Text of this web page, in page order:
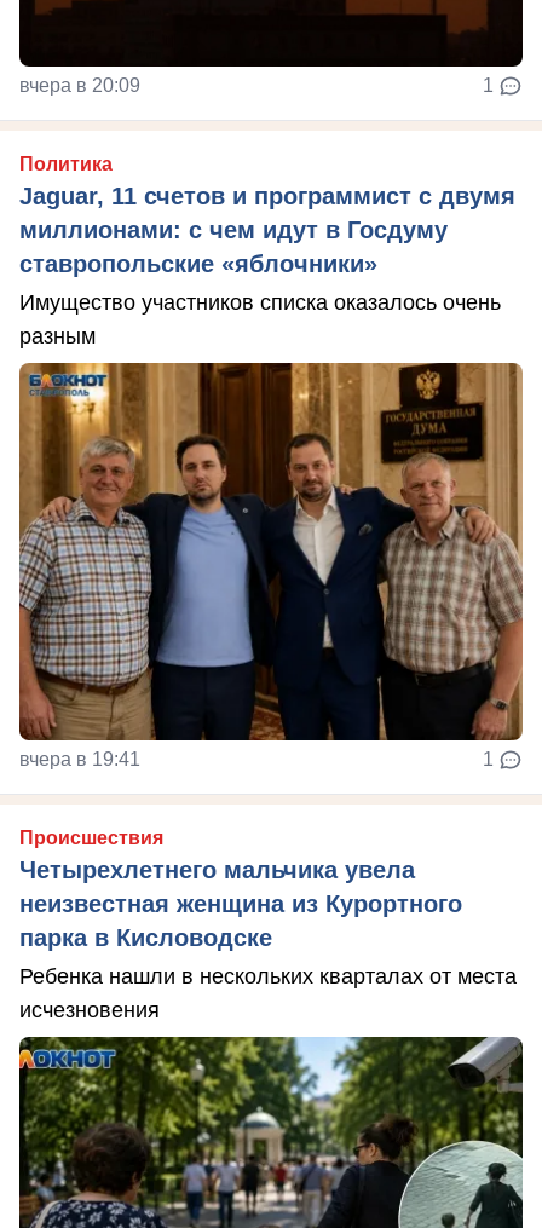
вчера в 20:09 1
Политика
Jaguar, 11 счетов и программист с двумя
миллионами: с чем идут в Госдуму
ставропольские «яблочники»
Имущество участников списка оказалось очень
разным
вчера в 19:41 1
Происшествия
Четырехлетнего мальчика увела
неизвестная женщина из Курортного
парка в Кисловодске
Ребенка нашли в нескольких кварталах от места
исчезновения